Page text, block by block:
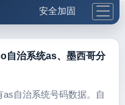
安全加固
更多工具
包
自治系统as、墨西哥分
as自治系统号码数据。自